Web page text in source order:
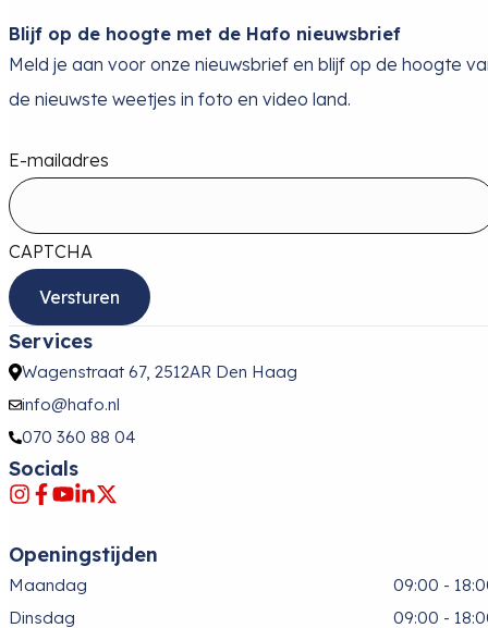
Blijf op de hoogte met de Hafo nieuwsbrief
Meld je aan voor onze nieuwsbrief en blijf op de hoogte
de nieuwste weetjes in foto en video land.
E-mailadres
CAPTCHA
Services
Wagenstraat 67, 2512AR Den Haag
info@hafo.nl
070 360 88 04
Socials
Openingstijden
Maandag
09:00 -
Dinsdag
09:00 -